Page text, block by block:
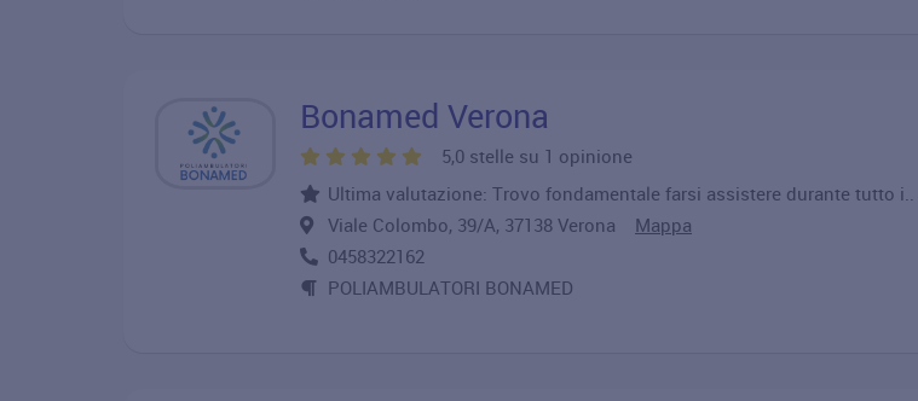
Bonamed Verona
5,0 stelle su 1 opinione
Ultima valutazione: Trovo fondamentale farsi assistere durante tutto i..
Viale Colombo, 39/A, 37138 Verona Mappa
0458322162
POLIAMBULATORI BONAMED